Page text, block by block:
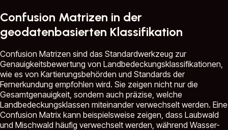
Confusion Matrizen in der
geodatenbasierten Klassifikation
Confusion Matrizen sind das Standardwerkzeug zur
Genauigkeitsbewertung von Landbedeckungsklassifikationen,
wie es von Kartierungsbehörden und Standards der
Fernerkundung empfohlen wird. Sie zeigen nicht nur die
Gesamtgenauigkeit, sondern auch präzise, welche
Landbedeckungsklassen miteinander verwechselt werden. Eine
Confusion Matrix kann beispielsweise zeigen, dass Laubwald
und Mischwald häufig verwechselt werden, während Wasser-